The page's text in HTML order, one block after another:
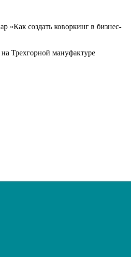
«Как создать коворкинг в бизнес-
Трехгорной мануфактуре